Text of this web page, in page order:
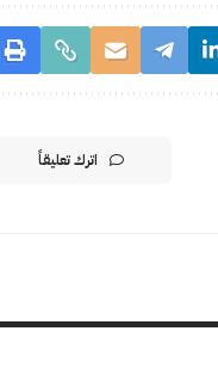
اترك تعليقاً